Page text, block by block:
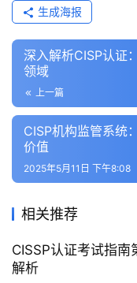
生成海报
深入解析CISP认证
领域
上一篇
CISP机构监管系统
价值
2025年5月11日 下午8:08
相关推荐
CISSP认证考试指
解析